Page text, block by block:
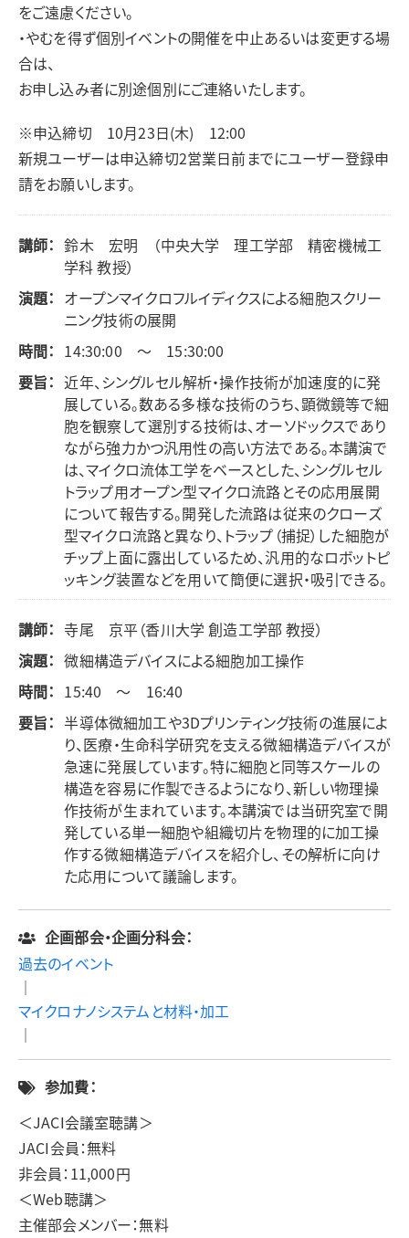
をご遠慮ください。
・やむを得ず個別イベントの開催を中止あるいは変更する場
合は、
お申し込み者に別途個別にご連絡いたします。
※申込締切 10月23日(木) 12:00
新規ユーザーは申込締切2営業日前までにユーザー登録申
請をお願いします。
講師： 鈴木 宏明 （中央大学 理工学部 精密機械工
学科 教授）
演題： オープンマイクロフルイディクスによる細胞スクリー
ニング技術の展開
時間： 14:30:00 ～ 15:30:00
要旨： 近年、シングルセル解析・操作技術が加速度的に発
展している。数ある多様な技術のうち、顕微鏡等で細
胞を観察して選別する技術は、オーソドックスであり
ながら強力かつ汎用性の高い方法である。本講演で
は、マイクロ流体工学をベースとした、シングルセル
トラップ用オープン型マイクロ流路とその応用展開
について報告する。開発した流路は従来のクローズ
型マイクロ流路と異なり、トラップ（捕捉）した細胞が
チップ上面に露出しているため、汎用的なロボットピ
ッキング装置などを用いて簡便に選択・吸引できる。
講師： 寺尾 京平（香川大学 創造工学部 教授）
演題： 微細構造デバイスによる細胞加工操作
時間： 15:40 ～ 16:40
要旨： 半導体微細加工や3Dプリンティング技術の進展によ
り、医療・生命科学研究を支える微細構造デバイスが
急速に発展しています。特に細胞と同等スケールの
構造を容易に作製できるようになり、新しい物理操
作技術が生まれています。本講演では当研究室で開
発している単一細胞や組織切片を物理的に加工操
作する微細構造デバイスを紹介し、その解析に向け
た応用について議論します。
企画部会・企画分科会：
過去のイベント
｜
マイクロナノシステムと材料・加工
｜
参加費：
＜JACI会議室聴講＞
JACI会員：無料
非会員：11,000円
＜Web聴講＞
主催部会メンバー：無料